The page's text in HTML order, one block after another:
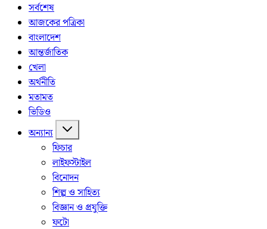
সর্বশেষ
আজকের পত্রিকা
বাংলাদেশ
আন্তর্জাতিক
খেলা
অর্থনীতি
মতামত
ভিডিও
অন্যান্য
ফিচার
লাইফস্টাইল
বিনোদন
শিল্প ও সাহিত্য
বিজ্ঞান ও প্রযুক্তি
ফটো